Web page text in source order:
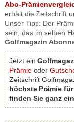
Abo-
erhält die Zeitschrift
Unser Tipp: Der
sein, das im selben
Golfmagazin
Jetzt ein
Prämie oder
Zeitschrift
höchste Prämie
finden Sie ganz